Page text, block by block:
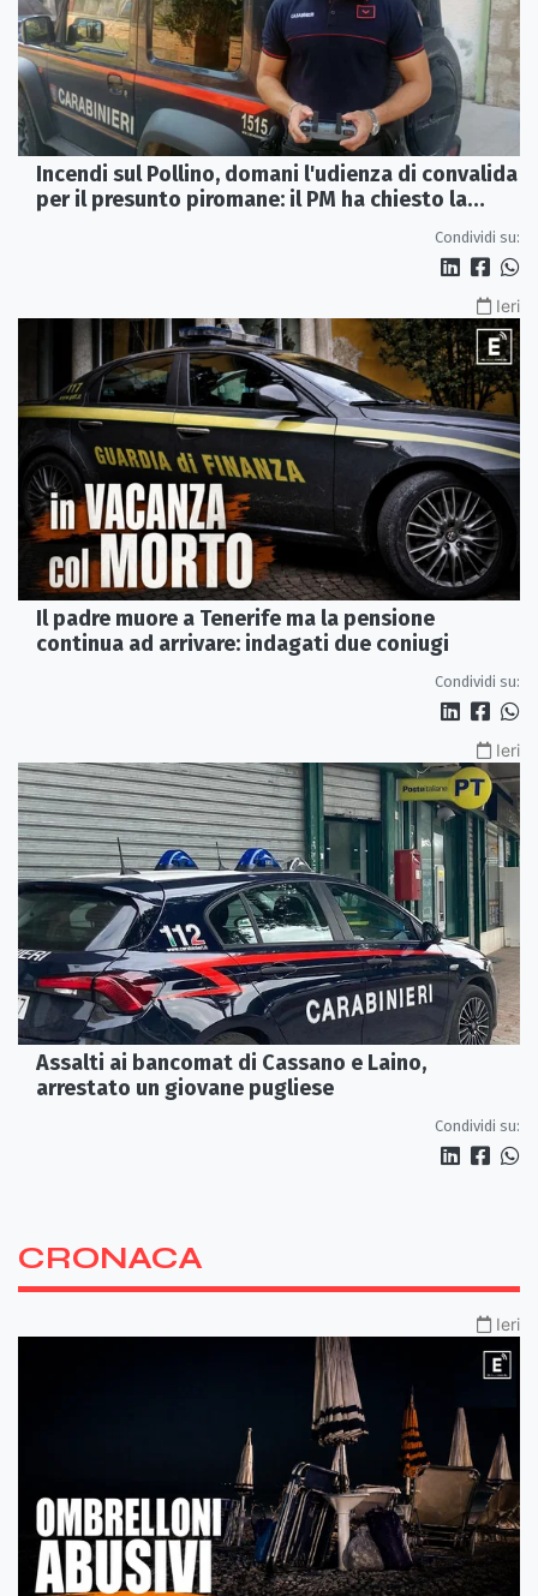
Incendi sul Pollino, domani l'udienza di convalida
per il presunto piromane: il PM ha chiesto la
Condividi su:
Ieri
Il padre muore a Tenerife ma la pensione
continua ad arrivare: indagati due coniugi
Condividi su:
Ieri
Assalti ai bancomat di Cassano e Laino,
arrestato un giovane pugliese
Condividi su:
CRONACA
Ieri